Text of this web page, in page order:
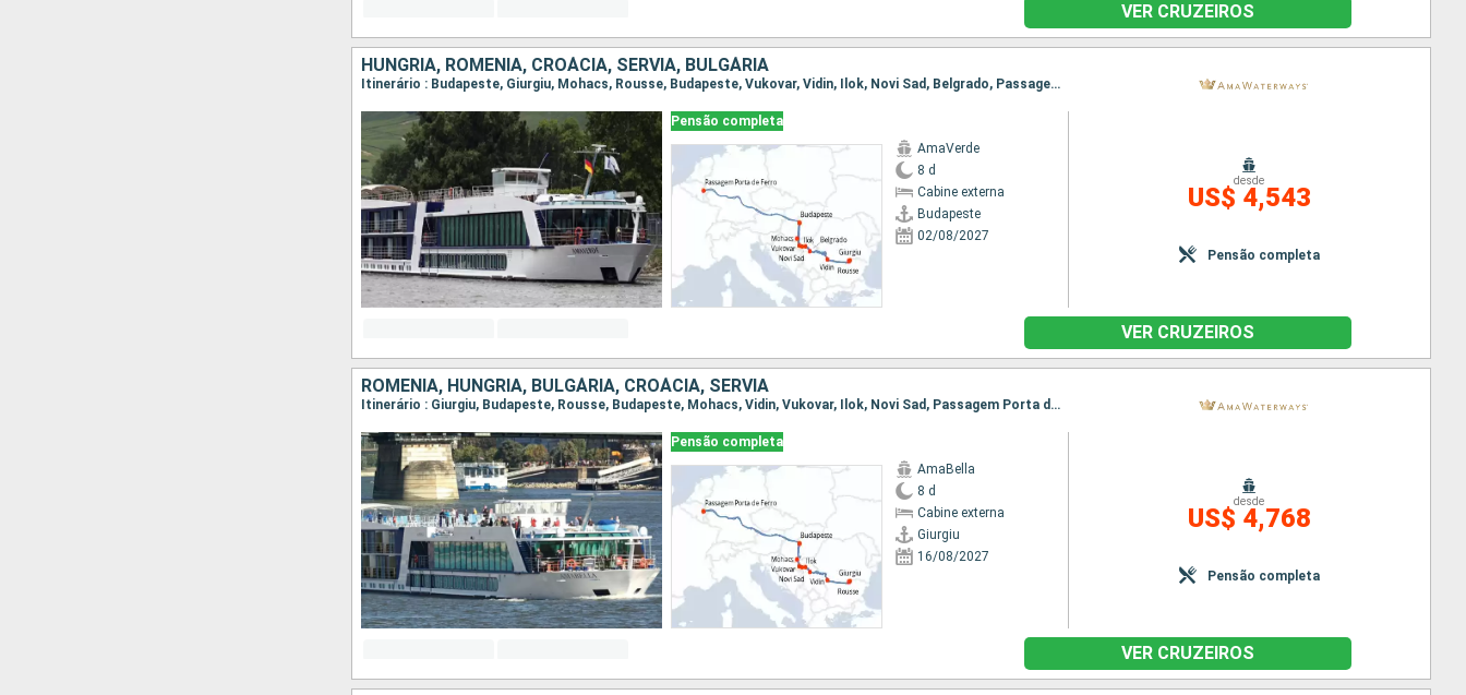
VER CRUZEIROS
HUNGRIA, ROMÊNIA, CROÁCIA, SÉRVIA, BULGÁRIA
Itinerário : Budapeste, Giurgiu, Mohacs, Rousse, Budapeste, Vukovar, Vidin, Ilok, Novi Sad, Belgrado, Passagem Porta de Ferro, Belgrado, Vidin, Vukovar, Rousse, Mohacs, Giurgiu, Budapeste
Pensão completa
AmaVerde
8 d
Cabine externa
Budapeste
02/08/2027
desde
US$ 4,543
Pensão completa
VER CRUZEIROS
ROMÊNIA, HUNGRIA, BULGÁRIA, CROÁCIA, SÉRVIA
Itinerário : Giurgiu, Budapeste, Rousse, Budapeste, Mohacs, Vidin, Vukovar, Ilok, Novi Sad, Passagem Porta de Ferro, Belgrado, Passagem Porta de Ferro, Belgrado, Vukovar, Vidin, Mohacs, Rousse, Budapeste, Giurgiu
Pensão completa
AmaBella
8 d
Cabine externa
Giurgiu
16/08/2027
desde
US$ 4,768
Pensão completa
VER CRUZEIROS